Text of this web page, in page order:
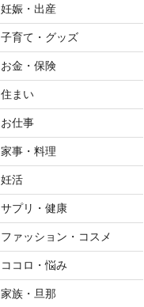
妊娠・出産
子育て・グッズ
お金・保険
住まい
お仕事
家事・料理
妊活
サプリ・健康
ファッション・コスメ
ココロ・悩み
家族・旦那